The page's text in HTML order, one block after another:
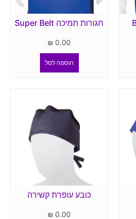
חגורות תמיכה Super Belt
0.00
₪
הוספה לסל
כובע עופרת קשירה
0.00
₪